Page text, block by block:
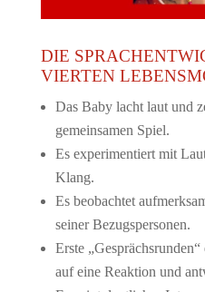
DIE
VIERTEN
Das Baby lacht laut und
gemeinsamen Spiel.
Es experimentiert mit
Klang.
Es beobachtet
seiner Bezugspersonen.
Erste
auf eine Reaktion und